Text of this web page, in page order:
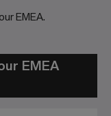
EMEA.
EMEA
sur les
légales